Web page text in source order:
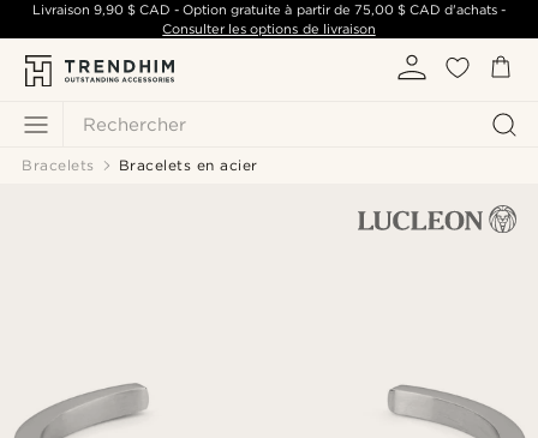
Rechercher
Livraison 9,90 $ CAD - Option gratuite à partir de 75,00 $ CAD d'achats -
Consulter les options de livraison
Bracelets Bracelets en acier